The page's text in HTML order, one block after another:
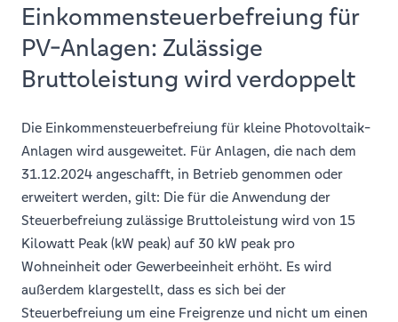
Einkommensteuerbefreiung für
PV-Anlagen: Zulässige
Bruttoleistung wird verdoppelt
Die Einkommensteuerbefreiung für kleine Photovoltaik-
Anlagen wird ausgeweitet. Für Anlagen, die nach dem
31.12.2024 angeschafft, in Betrieb genommen oder
erweitert werden, gilt: Die für die Anwendung der
Steuerbefreiung zulässige Bruttoleistung wird von 15
Kilowatt Peak (kW peak) auf 30 kW peak pro
Wohneinheit oder Gewerbeeinheit erhöht. Es wird
außerdem klargestellt, dass es sich bei der
Steuerbefreiung um eine Freigrenze und nicht um einen